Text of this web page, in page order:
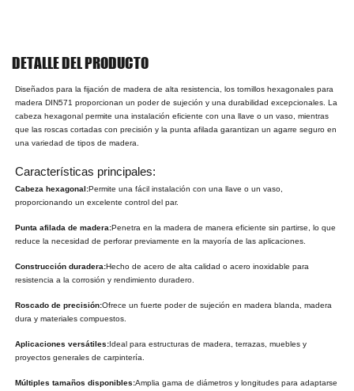
DETALLE DEL PRODUCTO
Diseñados para la fijación de madera de alta resistencia, los tornillos hexagonales para
madera DIN571 proporcionan un poder de sujeción y una durabilidad excepcionales. La
cabeza hexagonal permite una instalación eficiente con una llave o un vaso, mientras
que las roscas cortadas con precisión y la punta afilada garantizan un agarre seguro en
una variedad de tipos de madera.
Características principales:
Cabeza hexagonal:Permite una fácil instalación con una llave o un vaso,
proporcionando un excelente control del par.
Punta afilada de madera:Penetra en la madera de manera eficiente sin partirse, lo que
reduce la necesidad de perforar previamente en la mayoría de las aplicaciones.
Construcción duradera:Hecho de acero de alta calidad o acero inoxidable para
resistencia a la corrosión y rendimiento duradero.
Roscado de precisión:Ofrece un fuerte poder de sujeción en madera blanda, madera
dura y materiales compuestos.
Aplicaciones versátiles:Ideal para estructuras de madera, terrazas, muebles y
proyectos generales de carpintería.
Múltiples tamaños disponibles:Amplia gama de diámetros y longitudes para adaptarse